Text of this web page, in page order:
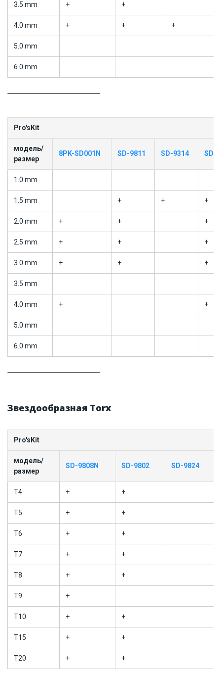
3.5 mm + +
4.0 mm + + +
5.0 mm
6.0 mm
Pro'sKit
модель/
размер
8PK-SD001N SD-9811 SD-9314 SD-
1.0 mm
1.5 mm + + +
2.0 mm + + +
2.5 mm + + +
3.0 mm + + +
3.5 mm
4.0 mm + +
5.0 mm
6.0 mm
Звездообразная Torx
Pro'sKit
модель/
размер
SD-9808N SD-9802 SD-9824
T4 + +
T5 + +
T6 + +
T7 + +
T8 + +
T9 +
T10 + +
T15 + +
T20 + +